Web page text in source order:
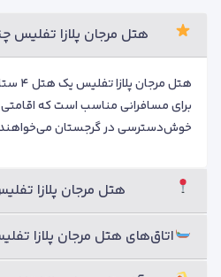
کافه هتل؛ مکث
گشت‌وگذار
کافه هتل فضایی مناسب برای
کوتاه ایجاد می‌کند. مهمانان
جلسه کاری، چند دقیقه در این فضا
بار هتل؛ فضایی آرام
بار هتل مرجان پلازا برای
پایان روز، زمانی کوتاه را به
هتل مرجان پلازا تفلیس
هتل
برای مسافرانی مناسب است که
خوش‌دسترسی در گرجستان
هتل مرجان پلازا
اتاق‌های هتل مرجان پلازا